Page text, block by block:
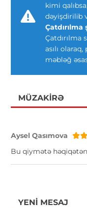
kimi
dəyişdirilib
Çatdırılma
asılı olaraq,
məbləğ
MÜZAKIRƏ
Aysel Qasımova
Bu qiymətə həqiqətən
YENI MESAJ